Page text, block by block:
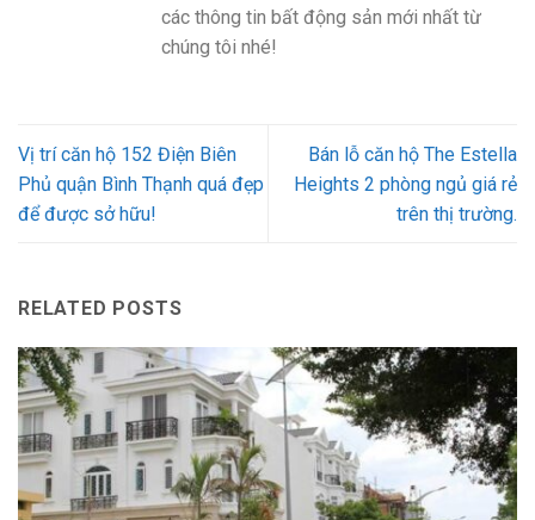
các thông tin bất động sản mới nhất từ
chúng tôi nhé!
Vị trí căn hộ 152 Điện Biên
Phủ quận Bình Thạnh quá đẹp
để được sở hữu!
Bán lỗ căn hộ The Estella
Heights 2 phòng ngủ giá rẻ
trên thị trường.
RELATED POSTS